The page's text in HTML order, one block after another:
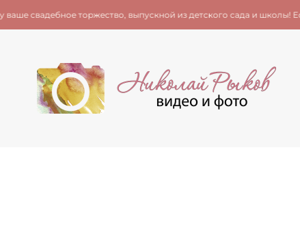
выпускной из детского сада и школы! Есть ещё